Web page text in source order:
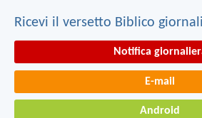
Ricevi il versetto Biblico
Notifica
E-mail
Android